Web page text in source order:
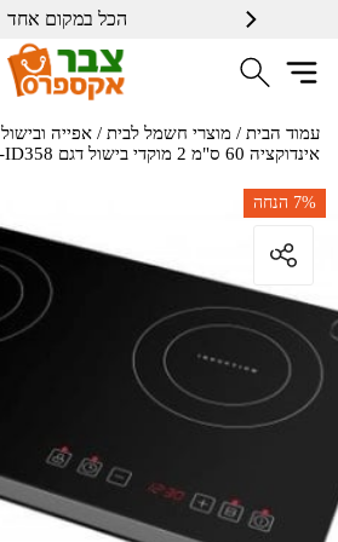
הכל במקום אחד
עמוד הבית / מוצרי חשמל לבית / אפייה ובישול
אינדוקציה 60 ס"מ 2 מוקדי בישול דגם MC-ID358 מבית Midea
7% הנחה